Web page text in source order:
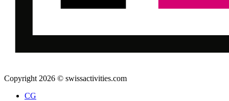
Copyright 2026 © swissactivities.com
CG